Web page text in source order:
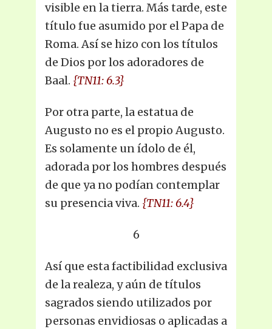
visible en la tierra. Más tarde, este
título fue asumido por el Papa de
Roma. Así se hizo con los títulos
de Dios por los adoradores de
Baal. {TN11: 6.3}
Por otra parte, la estatua de
Augusto no es el propio Augusto.
Es solamente un ídolo de él,
adorada por los hombres después
de que ya no podían contemplar
su presencia viva. {TN11: 6.4}
6
Así que esta factibilidad exclusiva
de la realeza, y aún de títulos
sagrados siendo utilizados por
personas envidiosas o aplicadas a